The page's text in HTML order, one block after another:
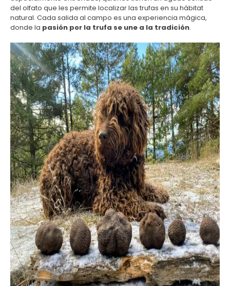
del olfato que les permite localizar las trufas en su hábitat
natural. Cada salida al campo es una experiencia mágica,
donde la pasión por la trufa se une a la tradición.